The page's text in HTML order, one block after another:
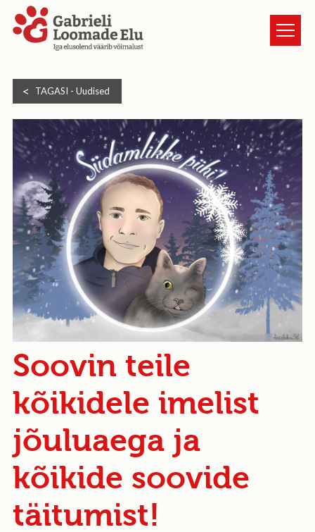
TURVAKODUST
LOOMAD
UUDISED
ANNETA
KASSI VÕTMINE
GALERII
HEA TEADA
TULE VABATAHTLIKUKS
KONTAKT
TAGASI - Uudised
Soovin teile
kõikidele imelist
jõuluaega ja
kõikide soovide
täitumist!